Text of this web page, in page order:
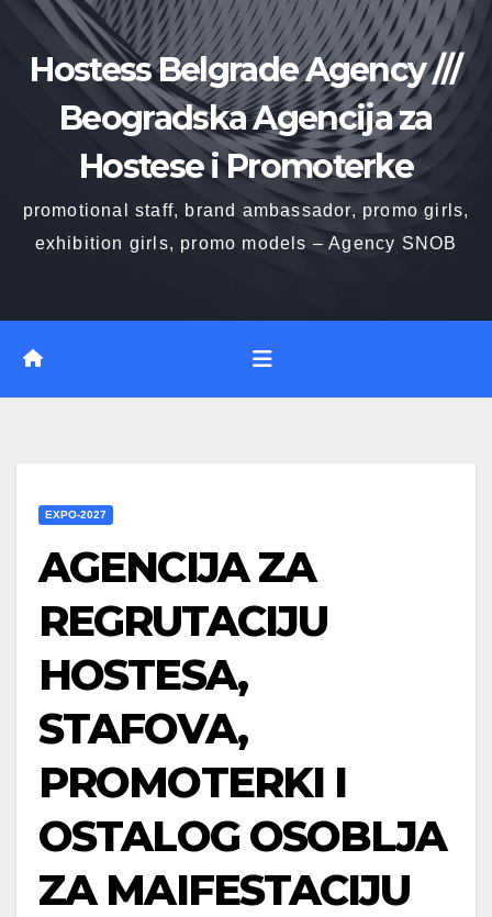
contentHostess Belgrade Agency ///
Beogradska Agencija za
Hostese i Promoterke
promotional staff, brand ambassador, promo girls,
exhibition girls, promo models – Agency SNOB
EXPO-2027
AGENCIJA ZA
REGRUTACIJU
HOSTESA,
STAFOVA,
PROMOTERKI I
OSTALOG OSOBLJA
ZA MAIFESTACIJU